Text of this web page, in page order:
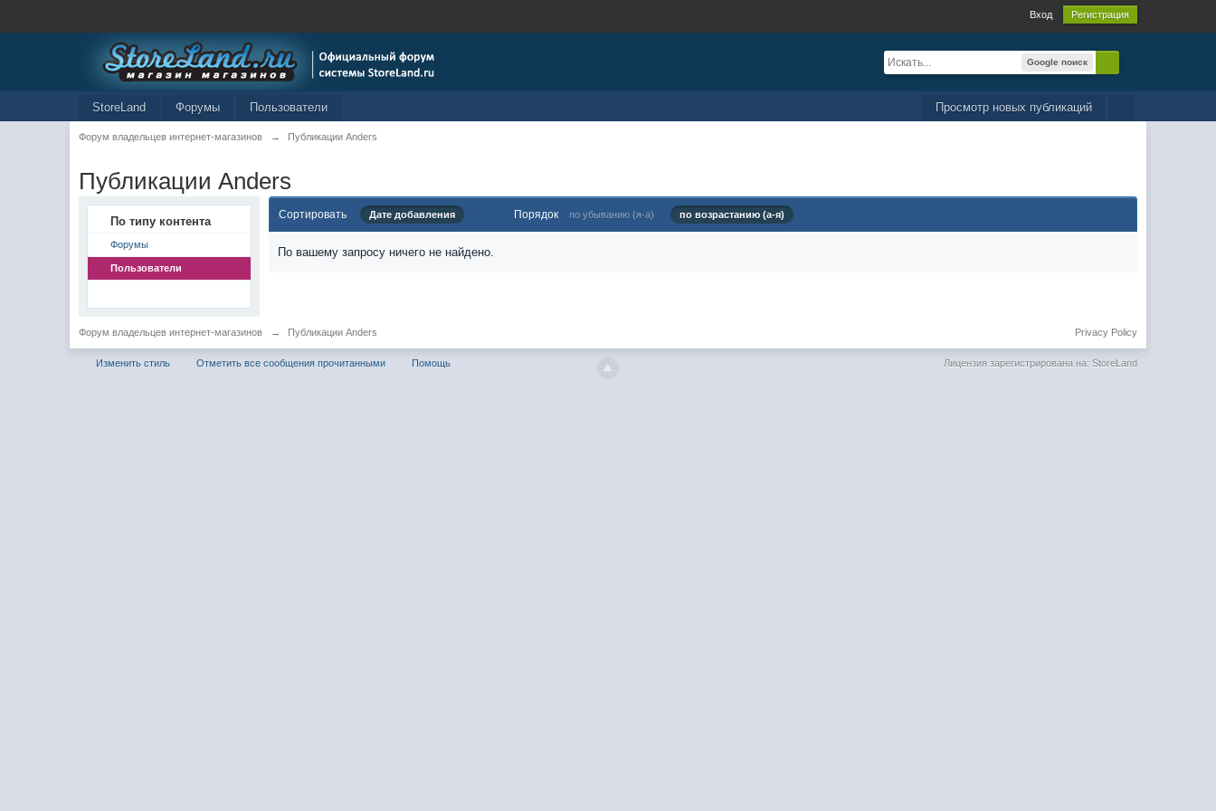
Вход Регистрация
Google поиск
Просмотр новых публикаций
StoreLand Форумы Пользователи
Форум владельцев интернет-магазинов → Публикации Anders
Публикации Anders
По типу контента
Форумы
Пользователи
Сортировать Дате добавления Порядок по убыванию (я-а) по возрастанию (а-я)
По вашему запросу ничего не найдено.
Форум владельцев интернет-магазинов → Публикации Anders Privacy Policy
Изменить стиль Отметить все сообщения прочитанными Помощь Лицензия зарегистрирована на: StoreLand